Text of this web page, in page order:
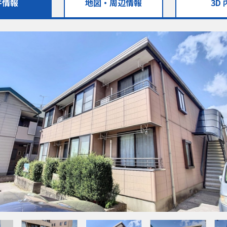
報 地図・ 周辺情報 3D